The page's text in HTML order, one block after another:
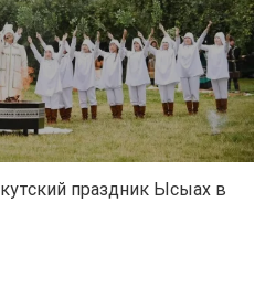
праздник Ысыах в